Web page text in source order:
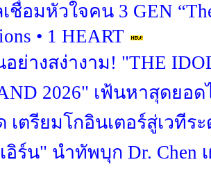
ชื่อมหัวใจคน 3 GEN
• 1 HEART
ย่างสง่างาม! "THE
2026" เฟ้นหาสุดยอ
เตรียมโกอินเตอร์สู่เวทีร
อิร์น" นำทัพบุก Dr. Chen